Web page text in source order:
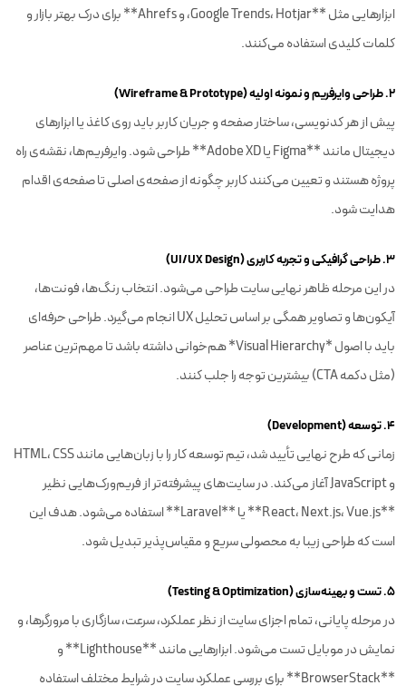
ابزارهایی مثل **Google Trends، Hotjar، و Ahrefs** برای درک بهتر بازار و
کلمات کلیدی استفاده می‌کنند.
۲. طراحی وایرفریم و نمونه اولیه (Wireframe & Prototype)
پیش از هر کدنویسی، ساختار صفحه و جریان کاربر باید روی کاغذ یا ابزارهای
دیجیتال مانند **Figma یا Adobe XD** طراحی شود. وایرفریم‌ها، نقشه‌ی راه
پروژه هستند و تعیین می‌کنند کاربر چگونه از صفحه‌ی اصلی تا صفحه‌ی اقدام
هدایت شود.
۳. طراحی گرافیکی و تجربه کاربری (UI/UX Design)
در این مرحله ظاهر نهایی سایت طراحی می‌شود. انتخاب رنگ‌ها، فونت‌ها،
آیکون‌ها و تصاویر همگی بر اساس تحلیل UX انجام می‌گیرد. طراحی حرفه‌ای
باید با اصول *Visual Hierarchy* هم‌خوانی داشته باشد تا مهم‌ترین عناصر
(مثل دکمه CTA) بیشترین توجه را جلب کنند.
۴. توسعه (Development)
زمانی که طرح نهایی تأیید شد، تیم توسعه کار را با زبان‌هایی مانند HTML، CSS
و JavaScript آغاز می‌کند. در سایت‌های پیشرفته‌تر از فریم‌ورک‌هایی نظیر
**React، Next.js، Vue.js** یا **Laravel** استفاده می‌شود. هدف این
است که طراحی زیبا به محصولی سریع و مقیاس‌پذیر تبدیل شود.
۵. تست و بهینه‌سازی (Testing & Optimization)
در مرحله پایانی، تمام اجزای سایت از نظر عملکرد، سرعت، سازگاری با مرورگرها، و
نمایش در موبایل تست می‌شود. ابزارهایی مانند **Lighthouse** و
**BrowserStack** برای بررسی عملکرد سایت در شرایط مختلف استفاده